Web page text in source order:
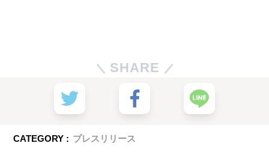
SHARE
CATEGORY : プレスリリース